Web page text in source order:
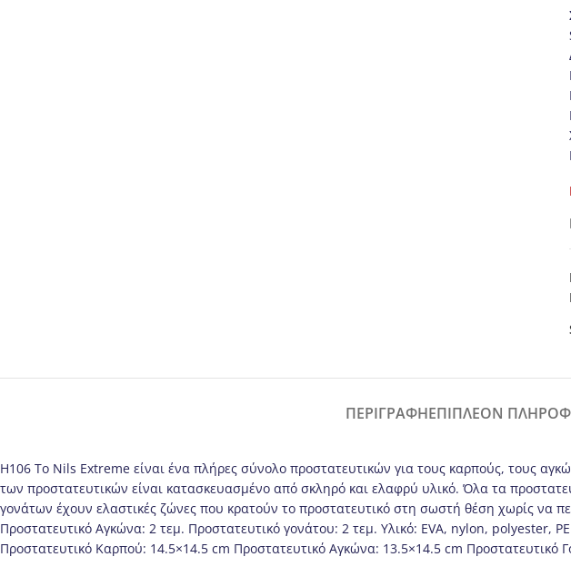
ΠΕΡΙΓΡΑΦΉΕΠΙΠΛΈΟΝ
H106 Το Nils Extreme είναι ένα πλήρες σύνολο προστατευτικών για τους καρπούς, τους
των προστατευτικών είναι κατασκευασμένο από σκληρό και ελαφρύ υλικό. Όλα τα
γονάτων έχουν ελαστικές ζώνες που κρατούν το προστατευτικό στη σωστή θέση χωρίς να
Προστατευτικό Αγκώνα: 2 τεμ. Προστατευτικό γονάτου: 2 τεμ. Υλικό: EVA, nylon, polyester,
Προστατευτικό Καρπού: 14.5×14.5 cm Προστατευτικό Αγκώνα: 13.5×14.5 cm